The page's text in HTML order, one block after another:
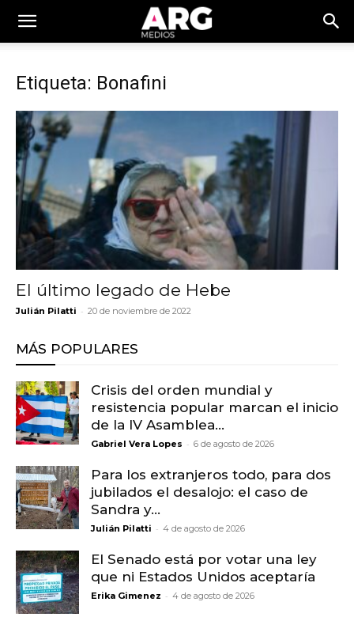
Etiqueta: Bonafini
El último legado de Hebe
Julián Pilatti - 20 de noviembre de 2022
MÁS POPULARES
Crisis del orden mundial y
resistencia popular marcan el inicio
de la IV Asamblea...
Gabriel Vera Lopes - 6 de agosto de 2026
Para los extranjeros todo, para dos
jubilados el desalojo: el caso de
Sandra y...
Julián Pilatti - 4 de agosto de 2026
El Senado está por votar una ley
que ni Estados Unidos aceptaría
Erika Gimenez - 4 de agosto de 2026